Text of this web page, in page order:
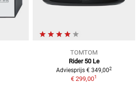
TOMTOM
Rider 50 Le
Adviesprijs € 349,002
€ 299,001